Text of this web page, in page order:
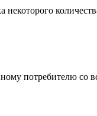
некоторого
потребителю со